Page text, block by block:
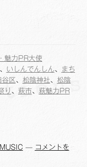
魅力PR大使
、 いしんでんしん、
まち
谷区 、 松陰神社、 松陰
り 、 萩市、 萩魅力PR
— コメントを